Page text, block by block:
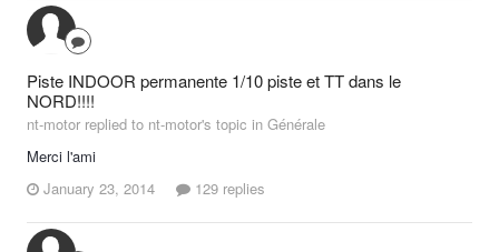
Piste INDOOR permanente 1/10 piste et TT dans le
NORD!!!!
nt-motor replied to nt-motor's topic in Générale
Merci l'ami
January 23, 2014
129 replies